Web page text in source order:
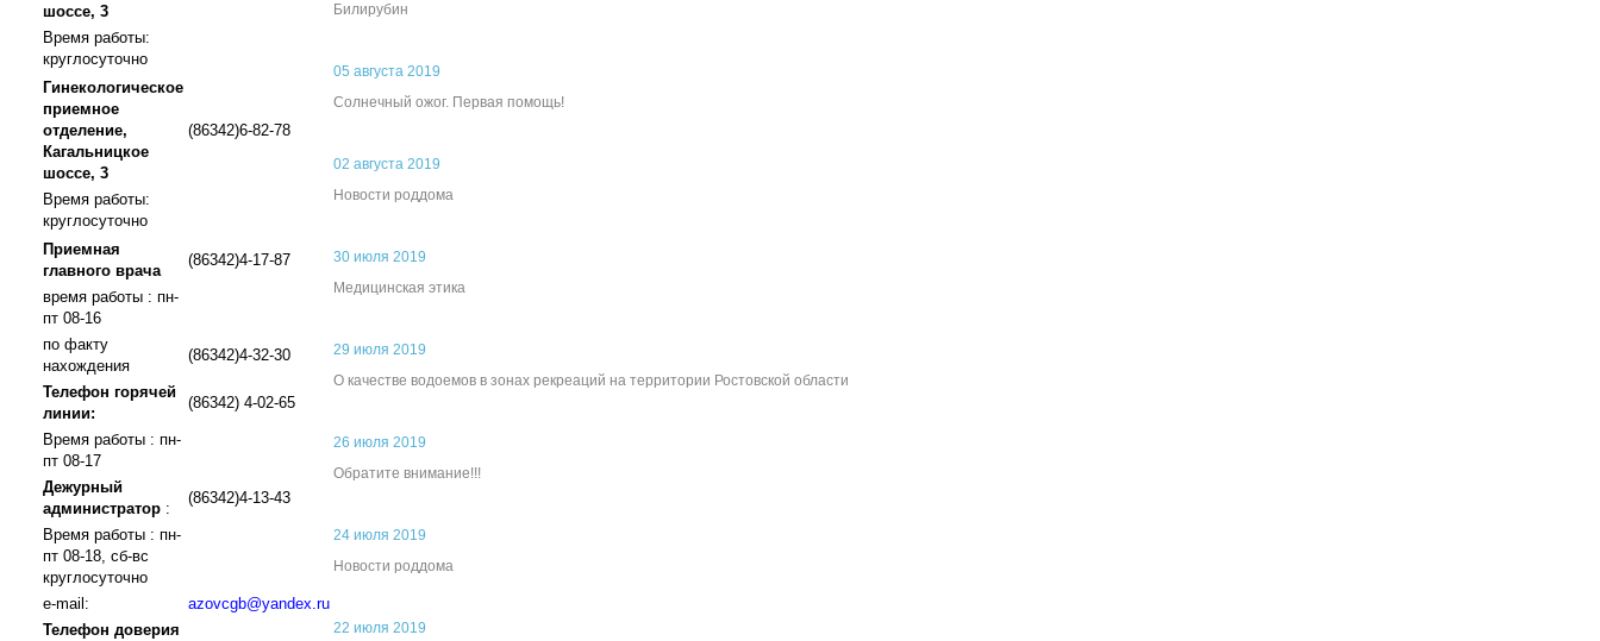
шоссе, 3
Время работы:
круглосуточно
Гинекологическое
приемное
отделение,
Кагальницкое
шоссе, 3
(86342)6-82-78
Время работы:
круглосуточно
Приемная
главного врача
(86342)4-17-87
время работы : пн-
пт 08-16
по факту
нахождения
(86342)4-32-30
Телефон горячей
линии:
(86342) 4-02-65
Время работы : пн-
пт 08-17
Дежурный
администратор :
(86342)4-13-43
Время работы : пн-
пт 08-18, сб-вс
круглосуточно
e-mail:
azovcgb@yandex.ru
Телефон доверия
Билирубин
05 августа 2019
Солнечный ожог. Первая помощь!
02 августа 2019
Новости роддома
30 июля 2019
Медицинская этика
29 июля 2019
О качестве водоемов в зонах рекреаций на территории Ростовской области
26 июля 2019
Обратите внимание!!!
24 июля 2019
Новости роддома
22 июля 2019